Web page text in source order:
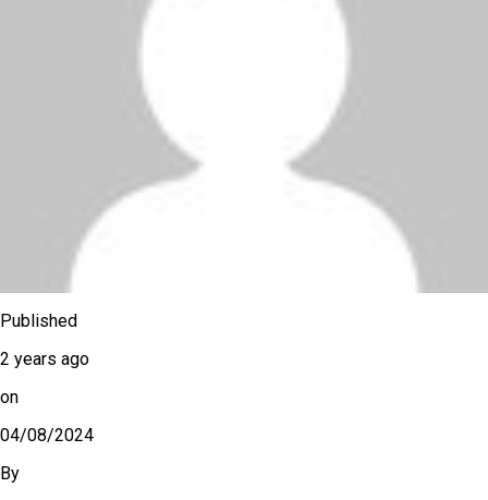
Published
2 years ago
on
04/08/2024
By